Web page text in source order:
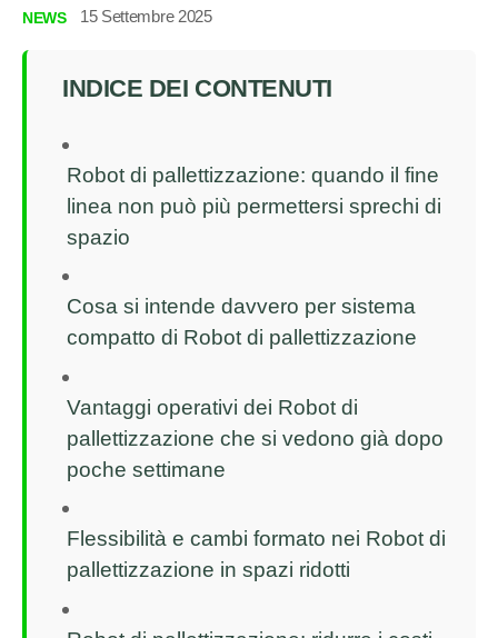
NEWS 15 Settembre 2025
INDICE DEI CONTENUTI
Robot di pallettizzazione: quando il fine
linea non può più permettersi sprechi di
spazio
Cosa si intende davvero per sistema
compatto di Robot di pallettizzazione
Vantaggi operativi dei Robot di
pallettizzazione che si vedono già dopo
poche settimane
Flessibilità e cambi formato nei Robot di
pallettizzazione in spazi ridotti